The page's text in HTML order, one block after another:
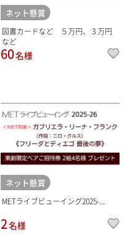
ネット懸賞
図書カードなど ５万円、３万円
など
60名様
ネット懸賞
METライブビューイング2025-...
2名様